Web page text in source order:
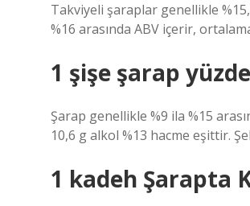
Takviyeli şaraplar genellikle
%16 arasında ABV içerir, ortalama
1 şişe şarap
Şarap genellikle %9 ila %15
10,6 g alkol %13 hacme eşittir.
1 kadeh Şarapta